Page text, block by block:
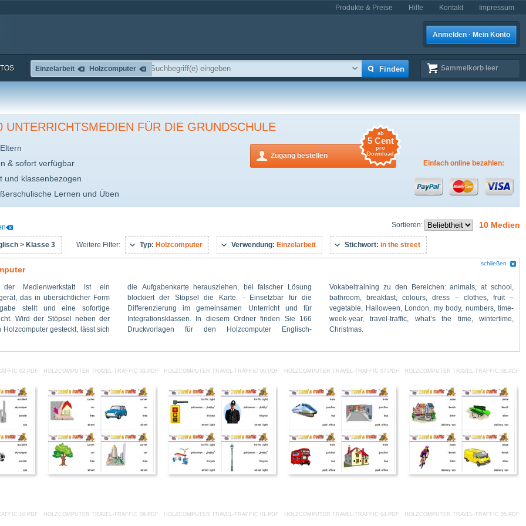
Produkte & Preise Hilfe Kontakt Impressum
Anmelden · Mein Konto
Sammelkorb leer
Einzelarbeit Holzcomputer
UNTERRICHTSMEDIEN FÜR DIE GRUNDSCHULE
& sofort verfügbar
und klassenbezogen
Lernen und Üben
Zugang bestellen
ab
5 Cent
pro
Download
Einfach online bezahlen:
Sortieren: 10 Medien
> Klasse 3 Weitere Filter: Typ: Holzcomputer Verwendung: Einzelarbeit Stichwort: in the street
schließen
der Medienwerkstatt ist ein
das in übersichtlicher Form
stellt und eine sofortige
Wird der Stöpsel neben der
gesteckt, lässt sich
bei falscher Lösung
Karte. - Einsetzbar für die
Unterricht und für
diesem Ordner finden Sie 166
Holzcomputer Englisch-
Bereichen: animals, at school,
dress – clothes, fruit –
my body, numbers, time-
what’s the time, wintertime,
Christmas.
02.PDF HOLZCOMPUTER TRAVEL-TRAFFIC 03.PDF HOLZCOMPUTER TRAVEL-TRAFFIC 06.PDF HOLZCOMPUTER TRAVEL-TRAFFIC 07.PDF HOLZCOMPUTER TRAVEL-TRAFFIC 08.PDF
10.PDF HOLZCOMPUTER TRAVEL-TRAFFIC 09.PDF HOLZCOMPUTER TRAVEL-TRAFFIC 01.PDF HOLZCOMPUTER TRAVEL-TRAFFIC 04.PDF HOLZCOMPUTER TRAVEL-TRAFFIC 05.PDF